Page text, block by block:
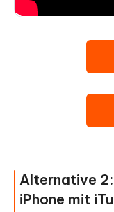
Alternative
iPhone mit